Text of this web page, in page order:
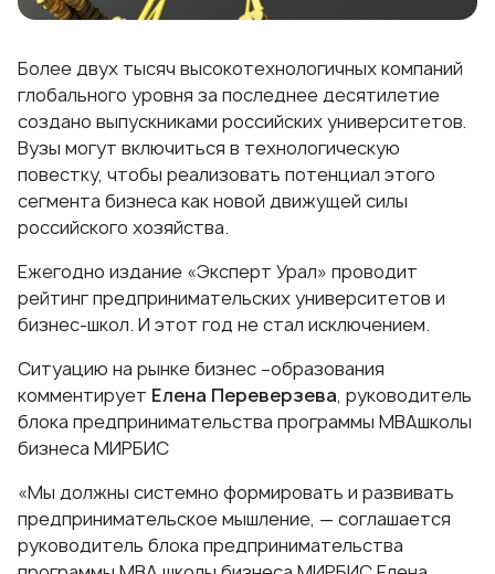
Более двух тысяч высокотехнологичных компаний
глобального уровня за последнее десятилетие
создано выпускниками российских университетов.
Вузы могут включиться в технологическую
повестку, чтобы реализовать потенциал этого
сегмента бизнеса как новой движущей силы
российского хозяйства.
Ежегодно издание «Эксперт Урал» проводит
рейтинг предпринимательских университетов и
бизнес-школ. И этот год не стал исключением.
Ситуацию на рынке бизнес –образования
комментирует Елена Переверзева, руководитель
блока предпринимательства программы МВАшколы
бизнеса МИРБИС
«Мы должны системно формировать и развивать
предпринимательское мышление, — соглашается
руководитель блока предпринимательства